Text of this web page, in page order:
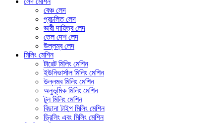
বেঞ্চ লেদ
প্রচলিত লেদ
ভারী দায়িত্ব লেদ
তেল দেশ লেদ
উল্লম্ব লেদ
মিলিং মেশিন
টারেট মিলিং মেশিন
ইউনিভার্সাল মিলিং মেশিন
উল্লম্ব মিলিং মেশিন
অনুভূমিক মিলিং মেশিন
টুল মিলিং মেশিন
বিছানা টাইপ মিলিং মেশিন
ড্রিলিং এবং মিলিং মেশিন